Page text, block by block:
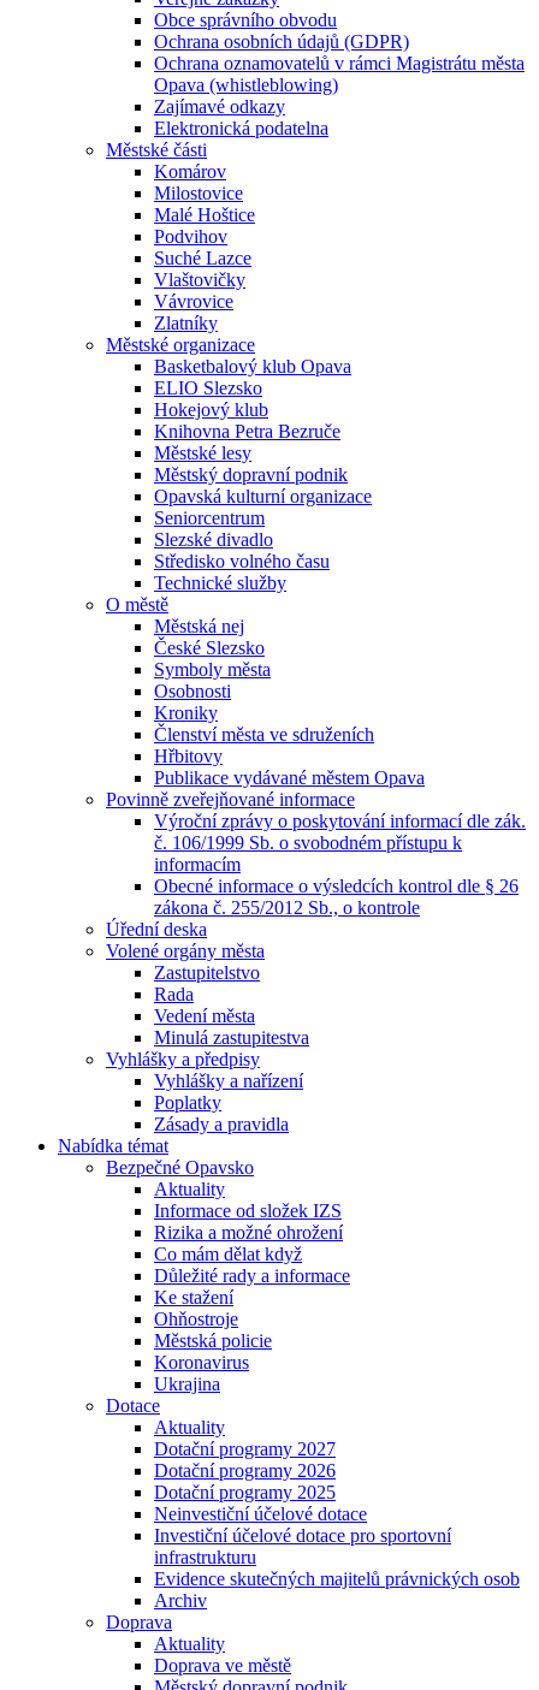
Obce správního obvodu
Ochrana osobních údajů (GDPR)
Ochrana oznamovatelů v rámci Magistrátu města
Opava (whistleblowing)
Zajímavé odkazy
Elektronická podatelna
Městské části
Komárov
Milostovice
Malé Hoštice
Podvihov
Suché Lazce
Vlaštovičky
Vávrovice
Zlatníky
Městské organizace
Basketbalový klub Opava
ELIO Slezsko
Hokejový klub
Knihovna Petra Bezruče
Městské lesy
Městský dopravní podnik
Opavská kulturní organizace
Seniorcentrum
Slezské divadlo
Středisko volného času
Technické služby
O městě
Městská nej
České Slezsko
Symboly města
Osobnosti
Kroniky
Členství města ve sdruženích
Hřbitovy
Publikace vydávané městem Opava
Povinně zveřejňované informace
Výroční zprávy o poskytování informací dle zák.
č. 106/1999 Sb. o svobodném přístupu k
informacím
Obecné informace o výsledcích kontrol dle § 26
zákona č. 255/2012 Sb., o kontrole
Úřední deska
Volené orgány města
Zastupitelstvo
Rada
Vedení města
Minulá zastupitestva
Vyhlášky a předpisy
Vyhlášky a nařízení
Poplatky
Zásady a pravidla
Nabídka témat
Bezpečné Opavsko
Aktuality
Informace od složek IZS
Rizika a možné ohrožení
Co mám dělat když
Důležité rady a informace
Ke stažení
Ohňostroje
Městská policie
Koronavirus
Ukrajina
Dotace
Aktuality
Dotační programy 2027
Dotační programy 2026
Dotační programy 2025
Neinvestiční účelové dotace
Investiční účelové dotace pro sportovní
infrastrukturu
Evidence skutečných majitelů právnických osob
Archiv
Doprava
Aktuality
Doprava ve městě